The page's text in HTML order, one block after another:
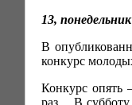
13, понедельник
В
конкурс
Конкурс опять
раз… В субботу